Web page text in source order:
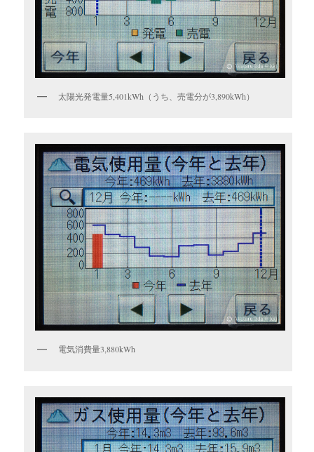
太陽光発電量5,401kWh（うち、売電分が3,890kWh）
電気消費量3,880kWh